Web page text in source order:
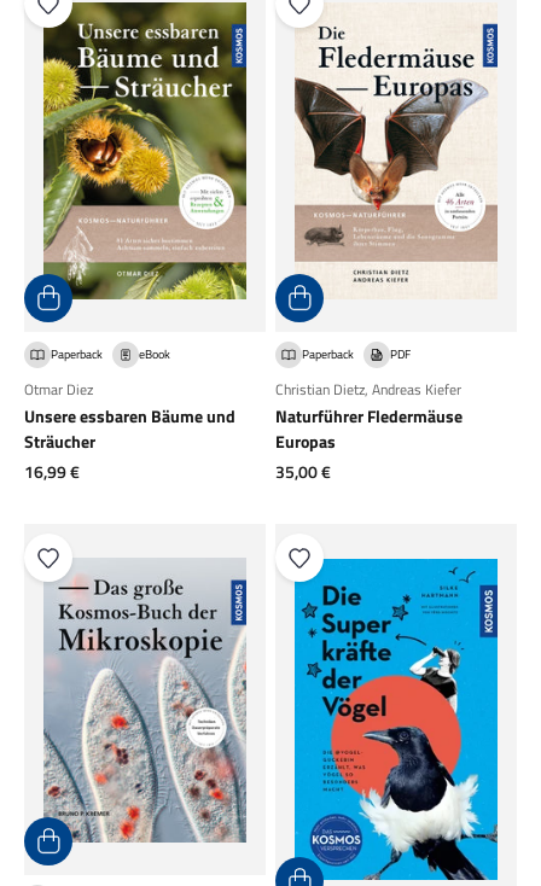
Paperback eBook
Otmar Diez
Unsere essbaren Bäume und
Sträucher
Angebot
16,99 €
Paperback PDF
Christian Dietz, Andreas Kiefer
Naturführer Fledermäuse
Europas
Angebot
35,00 €